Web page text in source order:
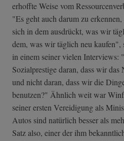
erhoffte Weise vom
"Es geht auch darum zu
sich in dem ausdrückt, was wir
dem, was wir täglich neu kaufen",
in einem seiner vielen Interviews:
Sozialprestige daran, dass wir das
und nicht daran, dass wir die
benutzen?" Ähnlich weit war
seiner ersten Vereidigung als
Autos sind natürlich besser als
Satz also, einer der ihm